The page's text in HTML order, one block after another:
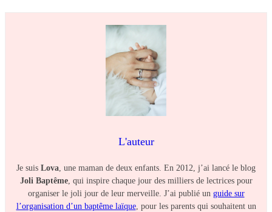
L'auteur
Je suis Lova, une maman de deux enfants. En 2012, j’ai lancé le blog
Joli Baptême, qui inspire chaque jour des milliers de lectrices pour
organiser le joli jour de leur merveille. J’ai publié un guide sur
l’organisation d’un baptême laïque, pour les parents qui souhaitent un